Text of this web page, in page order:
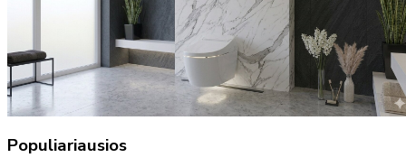
Populiariausios